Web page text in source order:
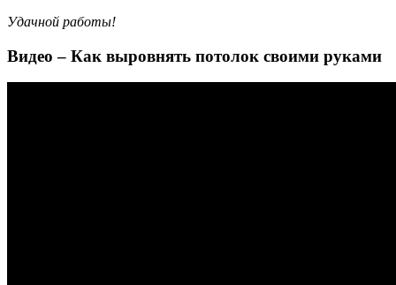
Удачной работы!
Видео – Как выровнять потолок своими руками